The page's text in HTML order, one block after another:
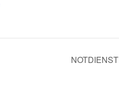
NOTDIENST